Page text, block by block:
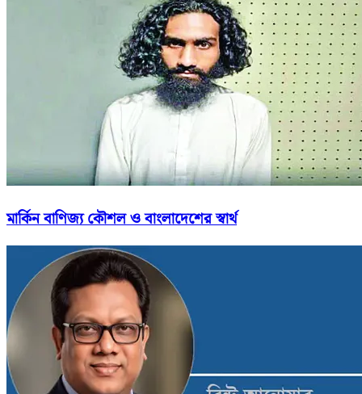
মার্কিন বাণিজ্য কৌশল ও বাংলাদেশের স্বার্থ